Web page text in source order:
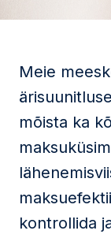
Meie
mõista ka
kontrollida